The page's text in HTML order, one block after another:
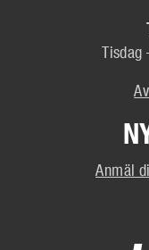
Tisdag
Anmäl